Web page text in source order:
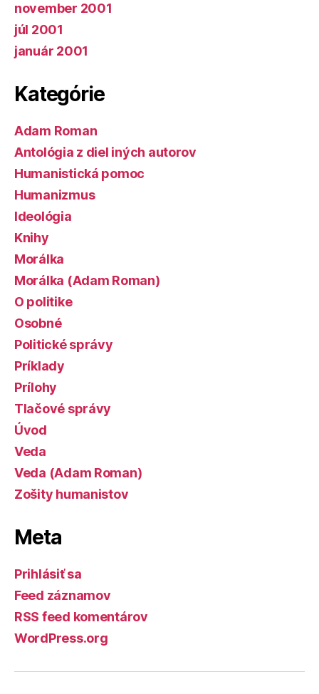
november 2001
júl 2001
január 2001
Kategórie
Adam Roman
Antológia z diel iných autorov
Humanistická pomoc
Humanizmus
Ideológia
Knihy
Morálka
Morálka (Adam Roman)
O politike
Osobné
Politické správy
Príklady
Prílohy
Tlačové správy
Úvod
Veda
Veda (Adam Roman)
Zošity humanistov
Meta
Prihlásiť sa
Feed záznamov
RSS feed komentárov
WordPress.org